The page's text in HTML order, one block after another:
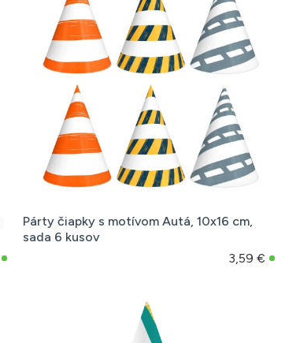
Párty čiapky s motívom Autá, 10x16 cm,
sada 6 kusov
3,59 €